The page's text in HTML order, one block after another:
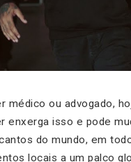
médico ou advogado,
enxerga isso e pode
do mundo, em
locais a um palco